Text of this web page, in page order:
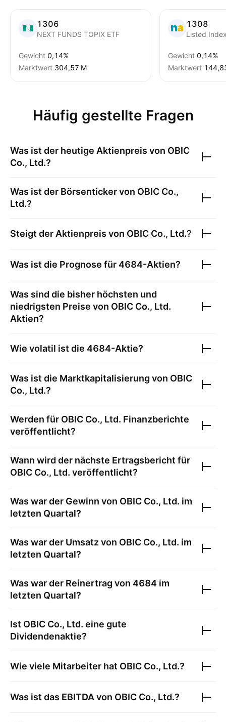
1306
NEXT FUNDS TOPIX ETF
Gewicht 0,14%
Marktwert ‪304,57 M‬
1308
Listed
Gewicht 0,14%
Marktwert
Häufig gestellte Fragen
Was ist der heutige Aktienpreis von OBIC
Co., Ltd.?
Was ist der Börsenticker von OBIC Co.,
Ltd.?
Steigt der Aktienpreis von OBIC Co., Ltd.?
Was ist die Prognose für 4684-Aktien?
Was sind die bisher höchsten und
niedrigsten Preise von OBIC Co., Ltd.
Aktien?
Wie volatil ist die 4684-Aktie?
Was ist die Marktkapitalisierung von OBIC
Co., Ltd.?
Werden für OBIC Co., Ltd. Finanzberichte
veröffentlicht?
Wann wird der nächste Ertragsbericht für
OBIC Co., Ltd. veröffentlicht?
Was war der Gewinn von OBIC Co., Ltd. im
letzten Quartal?
Was war der Umsatz von OBIC Co., Ltd. im
letzten Quartal?
Was war der Reinertrag von 4684 im
letzten Quartal?
Ist OBIC Co., Ltd. eine gute
Dividendenaktie?
Wie viele Mitarbeiter hat OBIC Co., Ltd.?
Was ist das EBITDA von OBIC Co., Ltd.?